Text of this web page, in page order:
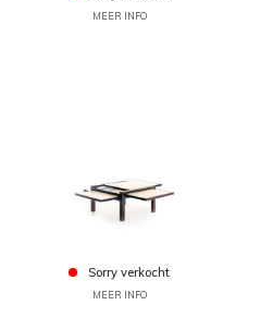
MEER INFO
Sorry verkocht
MEER INFO